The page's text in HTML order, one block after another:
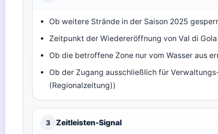
Ob weitere Strände in der Saison 2025
Zeitpunkt der Wiedereröffnung von Val di
Ob die betroffene Zone nur vom Wasser aus
Ob der Zugang ausschließlich für
(Regionalzeitung))
3 Zeitleisten-Signal